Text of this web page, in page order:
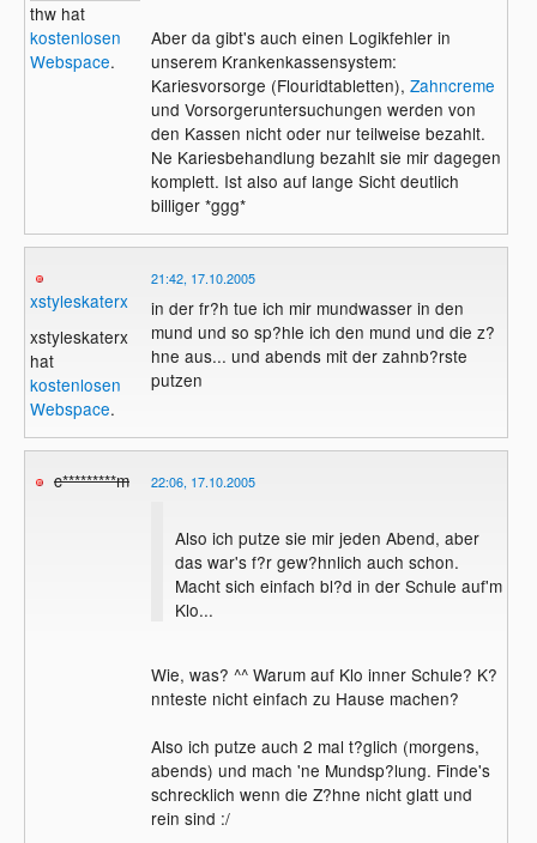
thw hat
kostenlosen
Webspace.
Aber da gibt's auch einen Logikfehler in
unserem Krankenkassensystem:
Kariesvorsorge (Flouridtabletten), Zahncreme
und Vorsorgeruntersuchungen werden von
den Kassen nicht oder nur teilweise bezahlt.
Ne Kariesbehandlung bezahlt sie mir dagegen
komplett. Ist also auf lange Sicht deutlich
billiger *ggg*
xstyleskaterx
xstyleskaterx
hat
kostenlosen
Webspace.
21:42, 17.10.2005
in der fr?h tue ich mir mundwasser in den
mund und so sp?hle ich den mund und die z?
hne aus... und abends mit der zahnb?rste
putzen
c*********m 22:06, 17.10.2005
Also ich putze sie mir jeden Abend, aber
das war's f?r gew?hnlich auch schon.
Macht sich einfach bl?d in der Schule auf'm
Klo...
Wie, was? ^^ Warum auf Klo inner Schule? K?
nnteste nicht einfach zu Hause machen?
Also ich putze auch 2 mal t?glich (morgens,
abends) und mach 'ne Mundsp?lung. Finde's
schrecklich wenn die Z?hne nicht glatt und
rein sind :/